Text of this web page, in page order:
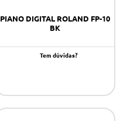
PIANO DIGITAL ROLAND FP-10
BK
Tem dúvidas?